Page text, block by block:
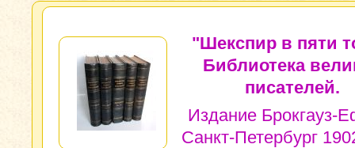
"Шекспир в пяти
Библиотека
писателей.
Издание Брокгауз-
Санкт-Петербург